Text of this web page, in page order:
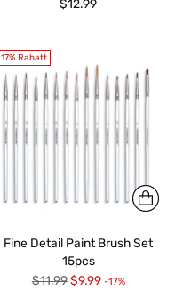
$12.99
17% Rabatt
Fine Detail Paint Brush Set
15pcs
Regulärer
$11.99 $9.99 -17%